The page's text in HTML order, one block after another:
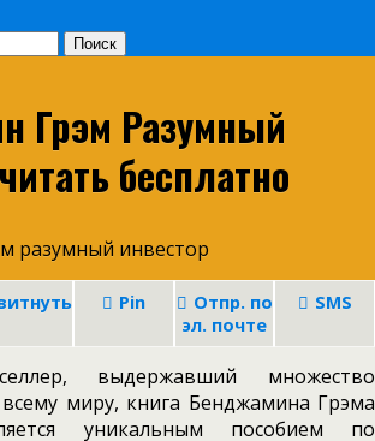
Грэм Разумный
бесплатно
Pin
Отпр. по
эл. почте
SMS
выдержавший множество
миру, книга Бенджамина Грэма
уникальным пособием по